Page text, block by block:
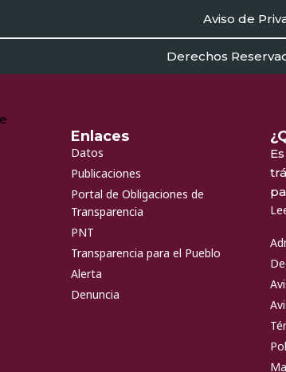
Aviso de
Derechos
Enlaces
Datos
Publicaciones
Portal de Obligaciones de
Transparencia
PNT
Transparencia para el Pueblo
Alerta
Denuncia